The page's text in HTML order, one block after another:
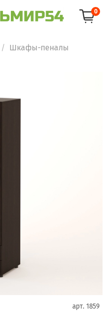
0
Шкафы-пеналы
арт. 1859